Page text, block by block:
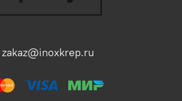
zakaz@inoxkrep.ru